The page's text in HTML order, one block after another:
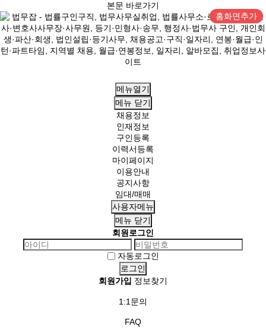
본문 바로가기
홈화면추가
메뉴열기
메뉴 닫기
채용정보
인재정보
구인등록
이력서등록
마이페이지
이용안내
공지사항
임대/매매
사용자메뉴
메뉴 닫기
회원로그인
자동로그인
회원가입 정보찾기
1:1문의
FAQ